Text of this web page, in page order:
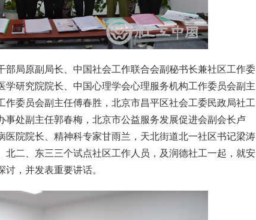
部局原副局长、中国社会工作联合会副秘书长兼社区工作委
学研究院院长、中国心理学会心理服务机构工作委员会副主
作委员会副主任傅春胜，北京市昌平区社会工委民政局社工
事处副主任郭春梅，北京市公益服务发展促进会副会长卢
医院院长、精神科专家甘雨兰，天北街道北一社区书记梁涛
北二、东三三个试点社区工作人员，及润德社工一起，就安
，并发表重要讲话。